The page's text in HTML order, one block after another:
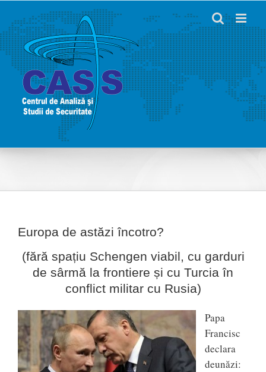
content
Europa de astăzi încotro?
(fără spațiu Schengen viabil, cu garduri
de sârmă la frontiere și cu Turcia în
conflict militar cu Rusia)
Papa
Francisc
declara
deunăzi: